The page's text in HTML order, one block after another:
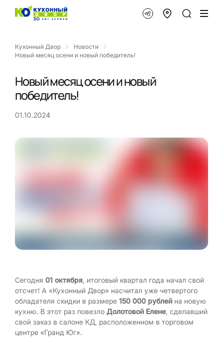
Кухонный Двор
Новости
Новый месяц осени и новый победитель!
Новый месяц осени и новый
победитель!
01.10.2024
Сегодня 01 октября , итоговый квартал года начал свой
отсчет! А «Кухонный Двор» насчитал уже четвертого
обладателя скидки в размере 150 000 рублей на новую
кухню. В этот раз повезло Долотовой Елене , сделавший
свой заказ в салоне КД, расположенном в торговом
центре «Гранд Юг».